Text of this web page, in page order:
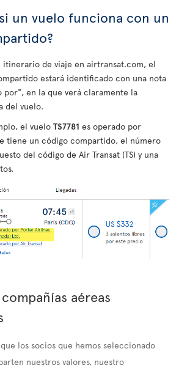
un vuelo funciona con un
itinerario de viaje en airtransat.com, el
estará identificado con una nota
por", en la que verá claramente la
del vuelo.
el vuelo TS7781 es operado por
tiene un código compartido, el número
del código de Air Transat (TS) y una
aéreas
los socios que hemos seleccionado
nuestros valores, nuestro